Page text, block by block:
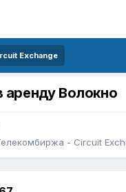
Exchange
аренду Волокно
- Circuit